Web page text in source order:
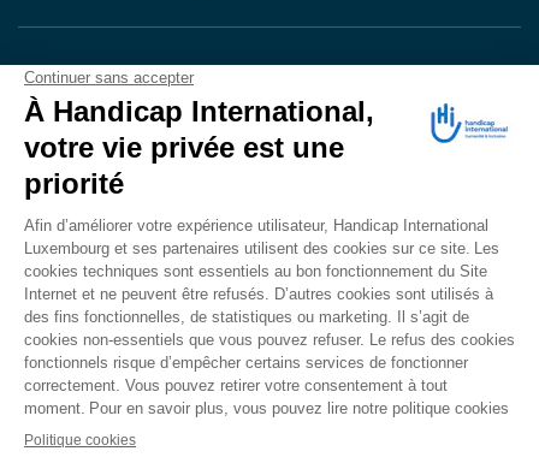
VOTRE DONEN ACTION
Grâce à vous, en 2024, 604.716 personnes ont
bénéficié d’appareillage et d’activités de réadaptation.
Merci pour votre générosité.
Lire notre rapport annuel
CONTACT
Accessibilité
Mentions légales